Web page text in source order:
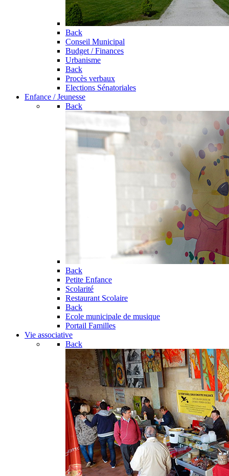
Back
Conseil Municipal
Budget / Finances
Urbanisme
Back
Procès verbaux
Elections Sénatoriales
Enfance / Jeunesse
Back
Back
Petite Enfance
Scolarité
Restaurant Scolaire
Back
Ecole municipale de musique
Portail Familles
Vie associative
Back